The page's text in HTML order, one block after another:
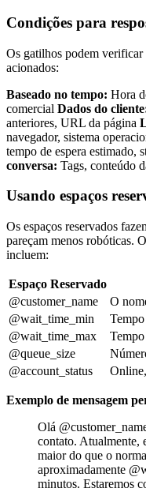
Condições para
Os gatilhos podem verificar
acionados:
Baseado no tempo: Hora
comercial Dados do
anteriores, URL da página
navegador, sistema
tempo de espera estimado,
conversa: Tags, conteúdo
Usando espaços
Os espaços reservados
pareçam menos robóticas.
incluem:
Espaço Reservado
@customer_name
O
@wait_time_min
@wait_time_max
@queue_size
@account_status
Exemplo de mensagem
Olá
contato. Atualmente,
maior do que o
aproximadamente
minutos. Estaremos